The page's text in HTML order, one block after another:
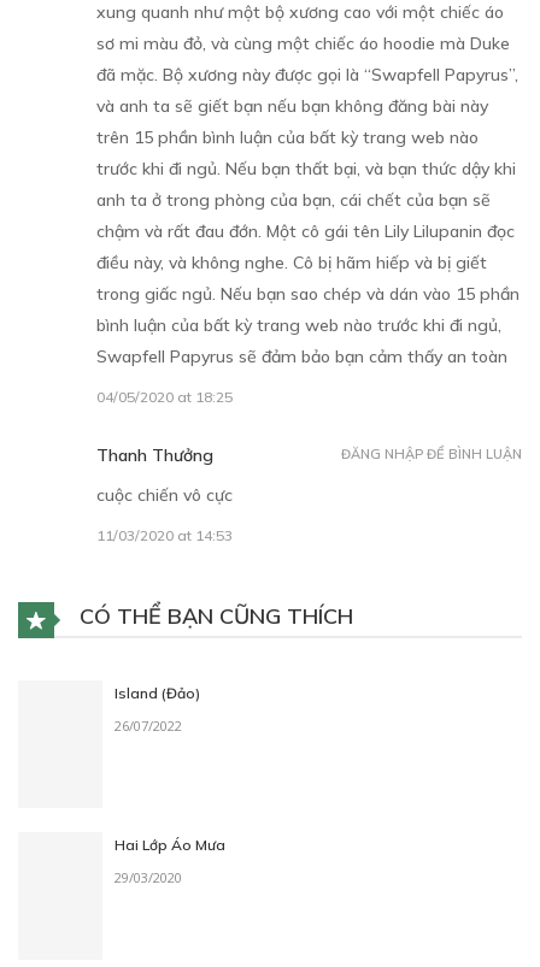
xung quanh như một bộ xương cao với một chiếc áo
sơ mi màu đỏ, và cùng một chiếc áo hoodie mà Duke
đã mặc. Bộ xương này được gọi là “Swapfell Papyrus”,
và anh ta sẽ giết bạn nếu bạn không đăng bài này
trên 15 phần bình luận của bất kỳ trang web nào
trước khi đi ngủ. Nếu bạn thất bại, và bạn thức dậy khi
anh ta ở trong phòng của bạn, cái chết của bạn sẽ
chậm và rất đau đớn. Một cô gái tên Lily Lilupanin đọc
điều này, và không nghe. Cô bị hãm hiếp và bị giết
trong giấc ngủ. Nếu bạn sao chép và dán vào 15 phần
bình luận của bất kỳ trang web nào trước khi đi ngủ,
Swapfell Papyrus sẽ đảm bảo bạn cảm thấy an toàn
04/05/2020 at 18:25
Thanh Thưởng
cuộc chiến vô cực
11/03/2020 at 14:53
ĐĂNG NHẬP ĐỂ BÌNH LUẬN
CÓ THỂ BẠN CŨNG THÍCH
Island (Đảo)
26/07/2022
Hai Lớp Áo Mưa